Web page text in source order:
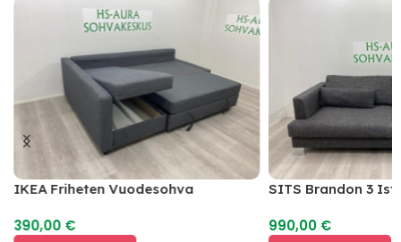
IKEA Friheten Vuodesohva
390,00 €
SITS Brandon 3
990,00 €